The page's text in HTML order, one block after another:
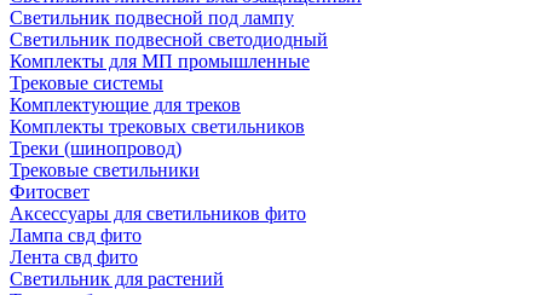
Светильник подвесной под лампу
Светильник подвесной светодиодный
Комплекты для МП промышленные
Трековые системы
Комплектующие для треков
Комплекты трековых светильников
Треки (шинопровод)
Трековые светильники
Фитосвет
Аксессуары для светильников фито
Лампа свд фито
Лента свд фито
Светильник для растений